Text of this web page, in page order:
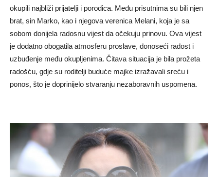
okupili najbliži prijatelji i porodica. Među prisutnima su bili njen
brat, sin Marko, kao i njegova verenica Melani, koja je sa
sobom donijela radosnu vijest da očekuju prinovu. Ova vijest
je dodatno obogatila atmosferu proslave, donoseći radost i
uzbuđenje među okupljenima. Čitava situacija je bila prožeta
radošću, gdje su roditelji buduće majke izražavali sreću i
ponos, što je doprinijelo stvaranju nezaboravnih uspomena.